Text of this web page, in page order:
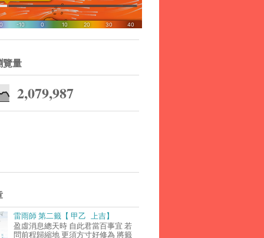
覽量
2,079,987
雷雨師 第二籤【 甲乙 上吉】
盈虛消息總天時 自此君當百事宜 若
問前程歸縮地 更須方寸好修為 將籤